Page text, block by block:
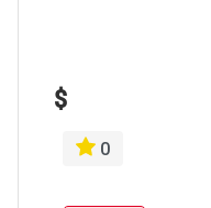
$
0